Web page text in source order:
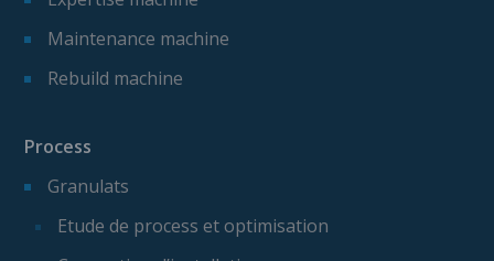
Maintenance machine
Rebuild machine
Process
Granulats
Etude de process et optimisation